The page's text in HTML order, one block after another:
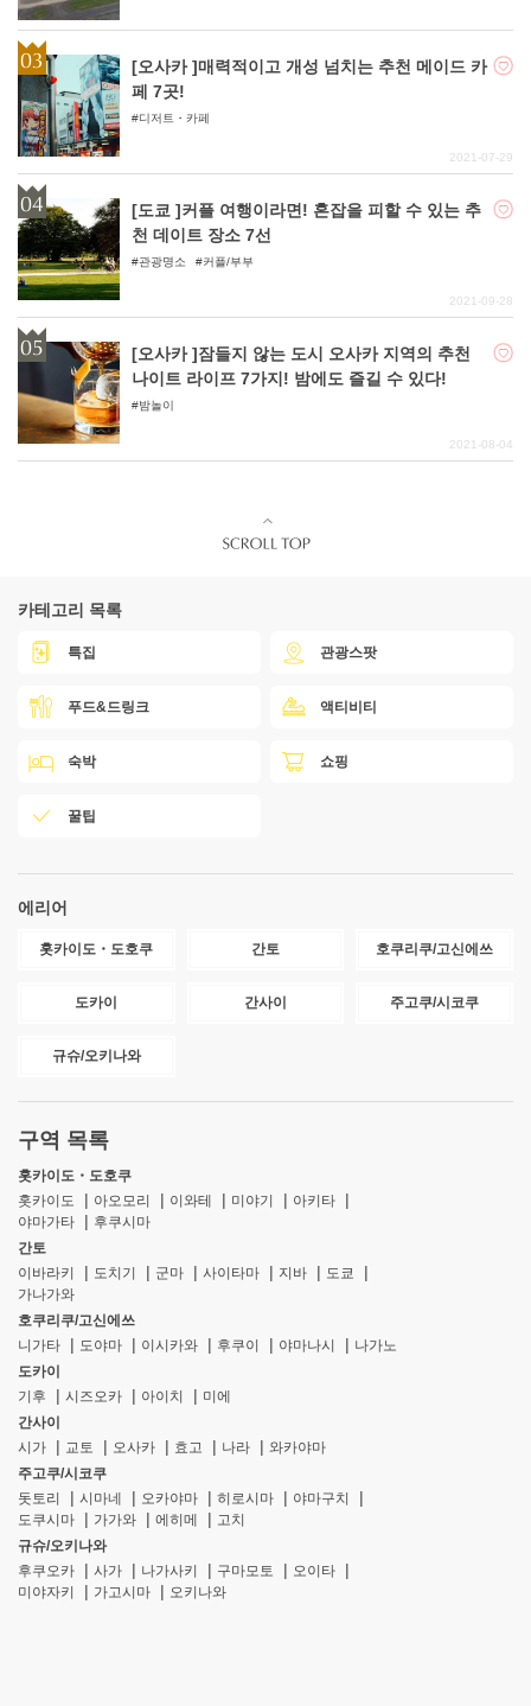
[오사카 ]매력적이고 개성 넘치는 추천 메이드 카
페 7곳!
디저트・카페
2021-07-29
[도쿄 ]커플 여행이라면! 혼잡을 피할 수 있는 추
천 데이트 장소 7선
관광명소 커플/부부
2021-09-28
[오사카 ]잠들지 않는 도시 오사카 지역의 추천
나이트 라이프 7가지! 밤에도 즐길 수 있다!
밤놀이
2021-08-04
카테고리 목록
특집 관광스팟
푸드&드링크 액티비티
숙박 쇼핑
꿀팁
에리어
홋카이도・도호쿠 간토 호쿠리쿠/고신에쓰
도카이 간사이 주고쿠/시코쿠
규슈/오키나와
구역 목록
홋카이도・도호쿠
홋카이도
아오모리 이와테 미야기
아키타
야마가타
후쿠시마
간토
이바라키
도치기 군마 사이타마 지바
도쿄
가나가와
호쿠리쿠/고신에쓰
니가타
도야마 이시카와 후쿠이 야마나시
나가노
도카이
기후
시즈오카 아이치
미에
간사이
시가
교토 오사카 효고 나라
와카야마
주고쿠/시코쿠
돗토리
시마네 오카야마 히로시마
야마구치
도쿠시마
가가와 에히메
고치
규슈/오키나와
후쿠오카
사가 나가사키 구마모토
오이타
미야자키
가고시마 오키나와